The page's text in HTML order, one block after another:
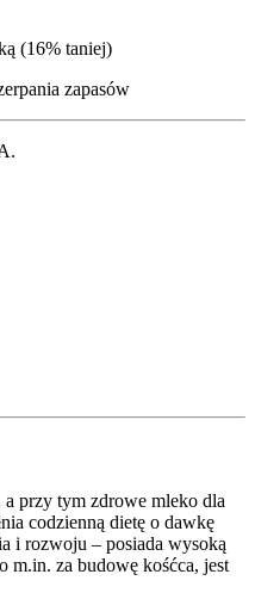
(16% taniej)
zapasów
a przy tym zdrowe mleko dla
codzienną dietę o dawkę
i rozwoju – posiada wysoką
m.in. za budowę kośćca, jest